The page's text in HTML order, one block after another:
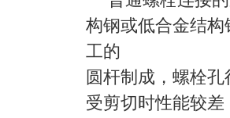
构钢或低合金结
工的
圆杆制成，螺栓
受剪切时性能较